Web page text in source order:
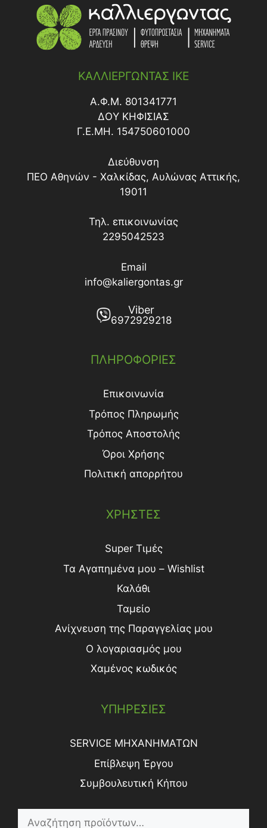
ΚΑΛΛΙΕΡΓΩΝΤΑΣ ΙΚΕ
Α.Φ.Μ. 801341771
ΔΟY ΚΗΦΙΣΙΑΣ
Γ.Ε.ΜΗ. 154750601000
Διεύθυνση
ΠΕΟ Αθηνών - Χαλκίδας, Αυλώνας Αττικής,
19011
Τηλ. επικοινωνίας
2295042523
Email
info@kaliergontas.gr
Viber
6972929218
ΠΛΗΡΟΦΟΡΙΕΣ
Επικοινωνία
Τρόπος Πληρωμής
Τρόπος Aποστολής
Όροι Χρήσης
Πολιτική απορρήτου
ΧΡΗΣΤΕΣ
Super Τιμές
Τα Αγαπημένα μου – Wishlist
Καλάθι
Ταμείο
Ανίχνευση της Παραγγελίας μου
Ο λογαριασμός μου
Χαμένος κωδικός
ΥΠΗΡΕΣΙΕΣ
SERVICE ΜΗΧΑΝΗΜΑΤΩΝ
Επίβλεψη Έργου
Συμβουλευτική Κήπου